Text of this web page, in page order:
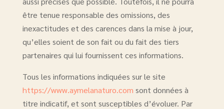
être tenue responsable des omissions, des
inexactitudes et des carences dans la mise à jour,
qu’elles soient de son fait ou du fait des tiers
partenaires qui lui fournissent ces informations.
Tous les informations indiquées sur le site
https://www.aymelanaturo.com sont données à
titre indicatif, et sont susceptibles d’évoluer. Par